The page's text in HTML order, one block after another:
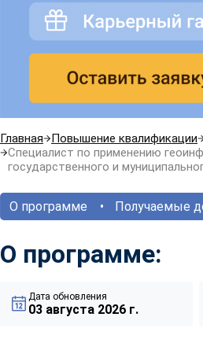
Главная Повышение квалификации
Специалист по применению
государственного и
О программе Получаемые
О программе:
Дата обновления
03 августа 2026 г.